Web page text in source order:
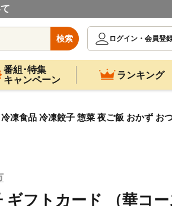
検索
ログイン・会員登
番組･特集
キャンペーン
ランキング
凍食品 冷凍餃子 惣菜 夜ご飯 おかず お
ギフトカード （華コ